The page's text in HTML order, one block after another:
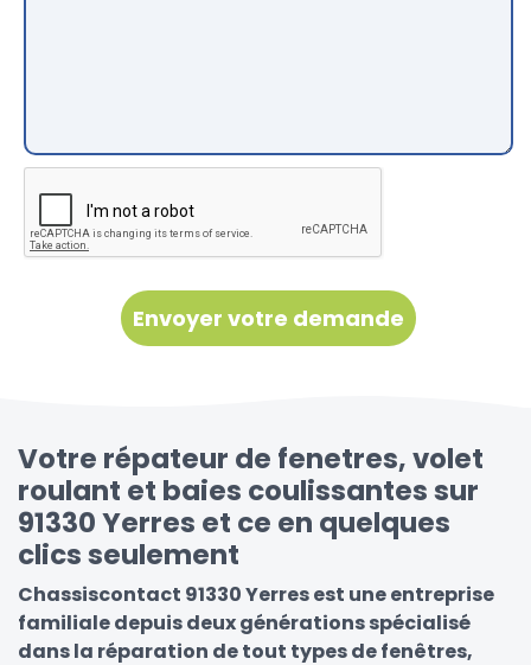
Votre répateur de fenetres, volet
roulant et baies coulissantes sur
91330 Yerres et ce en quelques
clics seulement
Chassiscontact 91330 Yerres est une entreprise
familiale depuis deux générations spécialisé
dans la réparation de tout types de fenêtres,